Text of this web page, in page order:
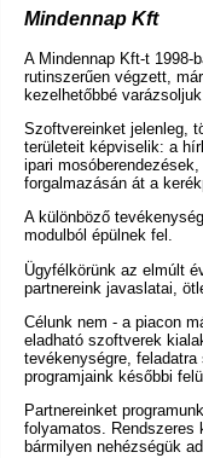
Mindennap Kft
A Mindennap Kft-t 1998-
rutinszerűen végzett,
kezelhetőbbé
Szoftvereinket jelenleg,
területeit képviselik: a
ipari
forgalmazásán át a
A különböző
modulból épülnek fel.
Ügyfélkörünk az elmúlt
partnereink javaslatai,
Célunk nem - a piacon
eladható szoftverek
tevékenységre,
programjaink későbbi
Partnereinket
folyamatos. Rendszeres
bármilyen nehézségük